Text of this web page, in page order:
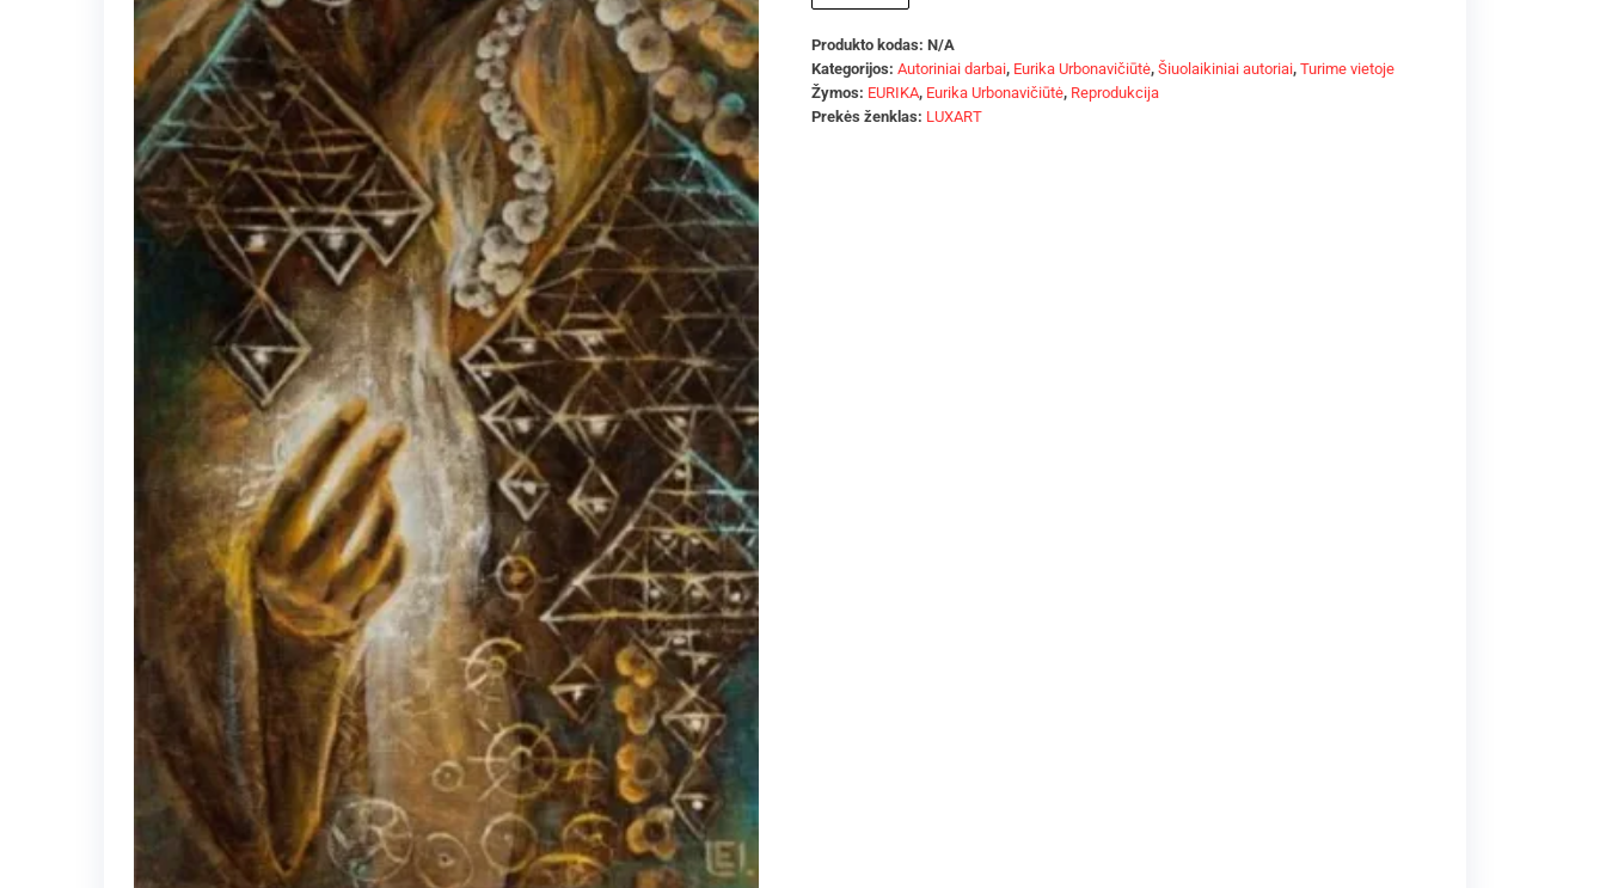
Produkto kodas: N/A
Kategorijos: Autoriniai darbai, Eurika Urbonavičiūtė, Šiuolaikiniai autoriai, Turime vietoje
Žymos: EURIKA, Eurika Urbonavičiūtė, Reprodukcija
Prekės ženklas: LUXART